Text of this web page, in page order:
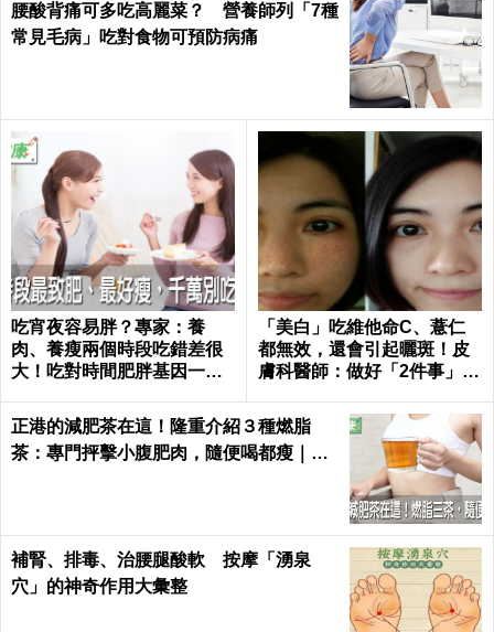
腰酸背痛可多吃高麗菜？ 營養師列「7種
常見毛病」吃對食物可預防病痛
吃宵夜容易胖？專家：養
肉、養瘦兩個時段吃錯差很
大！吃對時間肥胖基因一秒
「美白」吃維他命C、薏仁
都無效，還會引起曬斑！皮
膚科醫師：做好「2件事」最
正港的減肥茶在這！隆重介紹３種燃脂
茶：專門抨擊小腹肥肉，隨便喝都瘦｜每
補腎、排毒、治腰腿酸軟 按摩「湧泉
穴」的神奇作用大彙整